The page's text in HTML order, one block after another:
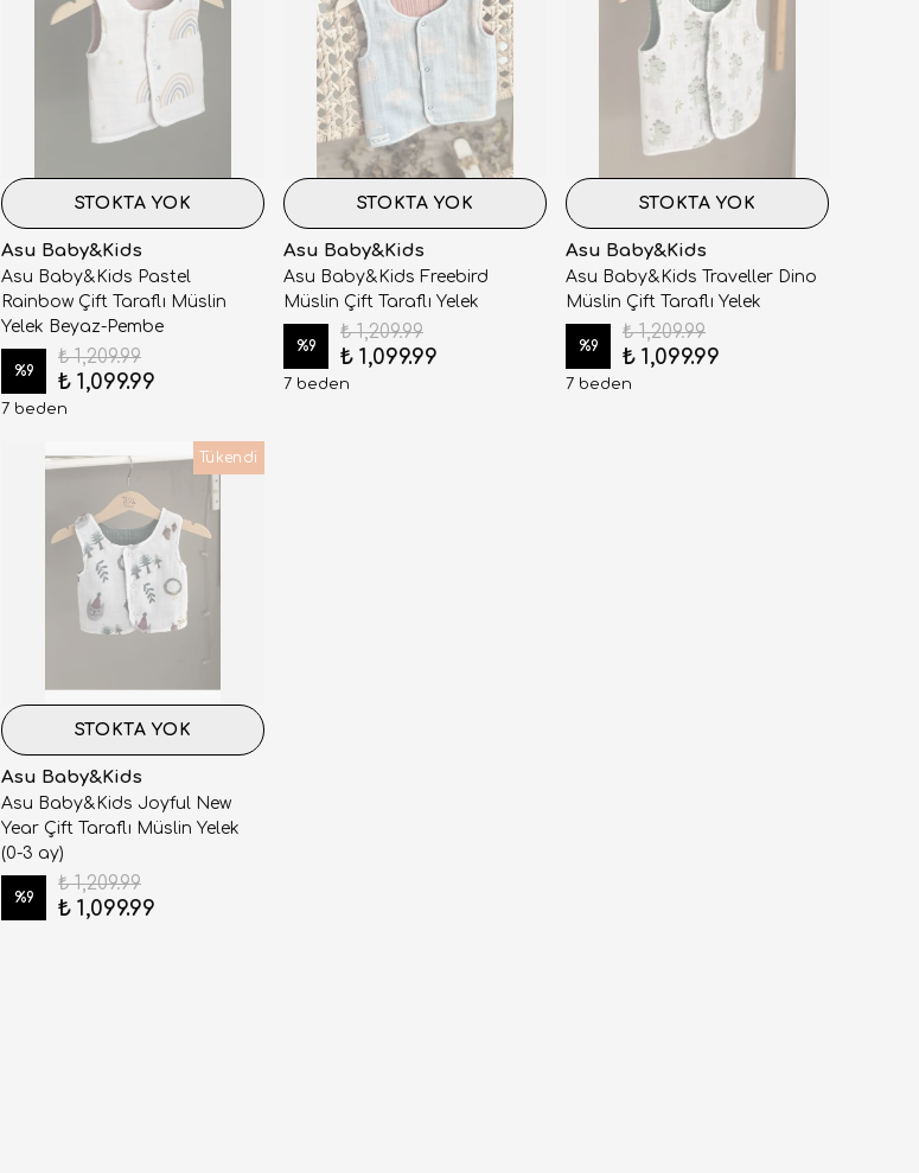
STOKTA YOK
Asu Baby&Kids
Asu Baby&Kids Pastel
Rainbow Çift Taraflı Müslin
Yelek Beyaz-Pembe
%9
₺ 1,209.99
₺ 1,099.99
7 beden
STOKTA YOK
Asu Baby&Kids
Asu Baby&Kids Freebird
Müslin Çift Taraflı Yelek
%9
₺ 1,209.99
₺ 1,099.99
7 beden
STOKTA YOK
Asu Baby&Kids
Asu Baby&Kids Traveller Dino
Müslin Çift Taraflı Yelek
%9
₺ 1,209.99
₺ 1,099.99
7 beden
Tükendi
STOKTA YOK
Asu Baby&Kids
Asu Baby&Kids Joyful New
Year Çift Taraflı Müslin Yelek
(0-3 ay)
%9
₺ 1,209.99
₺ 1,099.99